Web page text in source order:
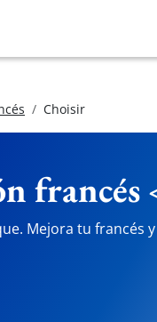
Choisir
francés
Mejora tu francés